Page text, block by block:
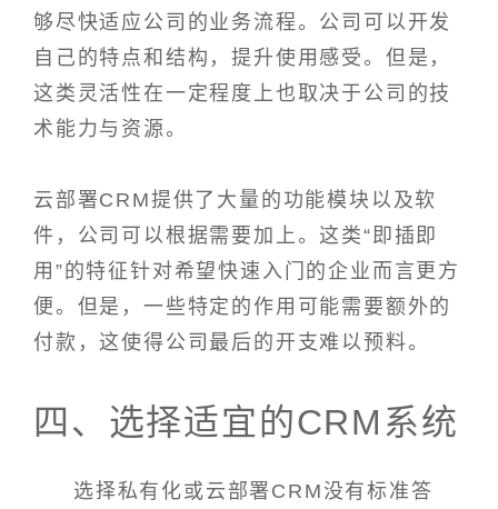
够尽快适应公司的业务流程。公司可以开发
自己的特点和结构，提升使用感受。但是，
这类灵活性在一定程度上也取决于公司的技
术能力与资源。
云部署CRM提供了大量的功能模块以及软
件，公司可以根据需要加上。这类“即插即
用”的特征针对希望快速入门的企业而言更方
便。但是，一些特定的作用可能需要额外的
付款，这使得公司最后的开支难以预料。
四、选择适宜的CRM系统
选择私有化或云部署CRM没有标准答